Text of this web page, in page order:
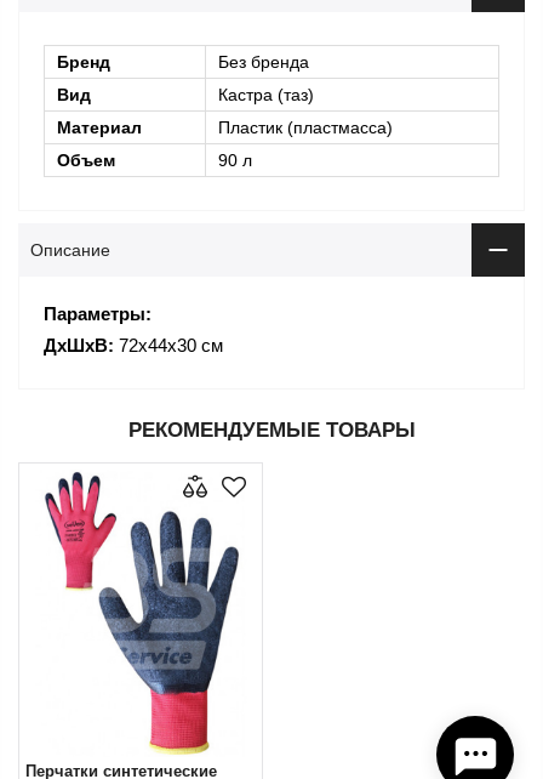
Бренд
Без бренда
Вид
Кастра (таз)
Материал
Пластик (пластмасса)
Объем
90 л
Описание
Параметры:
ДхШхВ: 72х44х30 см
РЕКОМЕНДУЕМЫЕ ТОВАРЫ
Перчатки синтетические